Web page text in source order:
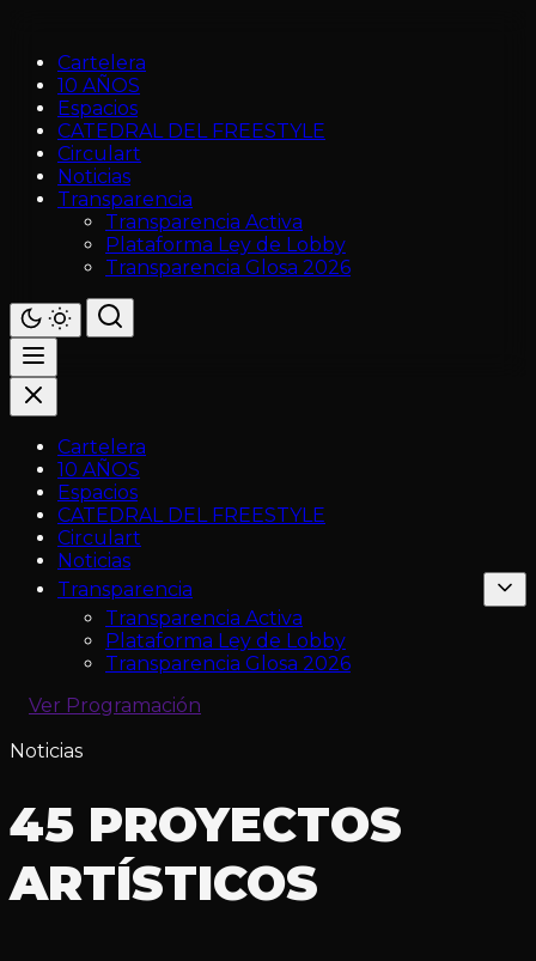
Cartelera
10 AÑOS
Espacios
CATEDRAL DEL FREESTYLE
Circulart
Noticias
Transparencia
Transparencia Activa
Plataforma Ley de Lobby
Transparencia Glosa 2026
Cartelera
10 AÑOS
Espacios
CATEDRAL DEL FREESTYLE
Circulart
Noticias
Transparencia
Transparencia Activa
Plataforma Ley de Lobby
Transparencia Glosa 2026
Ver Programación
Noticias
45 PROYECTOS
ARTÍSTICOS